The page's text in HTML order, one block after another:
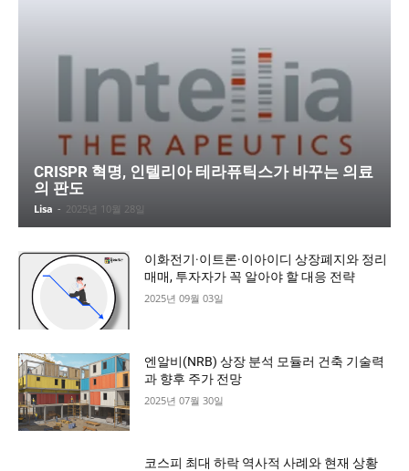
CRISPR 혁명, 인텔리아 테라퓨틱스가 바꾸는 의료
의 판도
Lisa - 2025년 10월 28일
이화전기·이트론·이아이디 상장폐지와 정리
매매, 투자자가 꼭 알아야 할 대응 전략
2025년 09월 03일
엔알비(NRB) 상장 분석 모듈러 건축 기술력
과 향후 주가 전망
2025년 07월 30일
코스피 최대 하락 역사적 사례와 현재 상황